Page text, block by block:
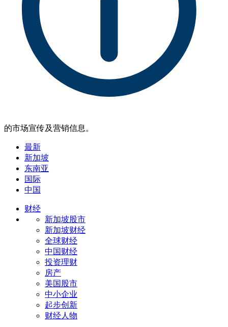
的市场宣传及营销信息。
最新
新加坡
东南亚
国际
中国
财经
新加坡股市
新加坡财经
全球财经
中国财经
投资理财
房产
美国股市
中小企业
起步创新
财经人物